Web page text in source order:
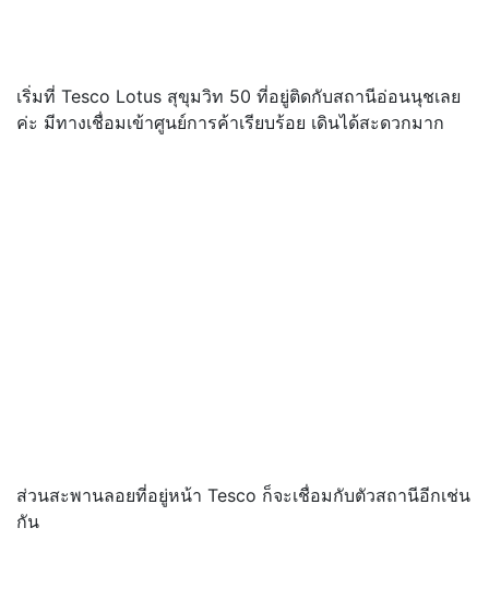
เริ่มที่ Tesco Lotus สุขุมวิท 50 ที่อยู่ติดกับสถานีอ่อนนุชเลย
ค่ะ มีทางเชื่อมเข้าศูนย์การค้าเรียบร้อย เดินได้สะดวกมาก
ส่วนสะพานลอยที่อยู่หน้า Tesco ก็จะเชื่อมกับตัวสถานีอีกเช่น
กัน